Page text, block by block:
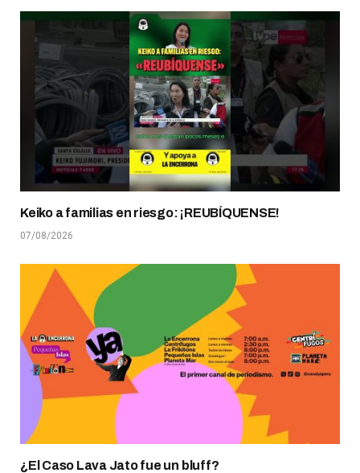
Keiko a familias en riesgo: ¡REUBÍQUENSE!
07/08/2026
¿El Caso Lava Jato fue un bluff?